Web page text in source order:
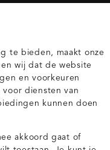
te bieden, maakt onze
wij dat de website
en voorkeuren
diensten van
kunnen doen
akkoord gaat of